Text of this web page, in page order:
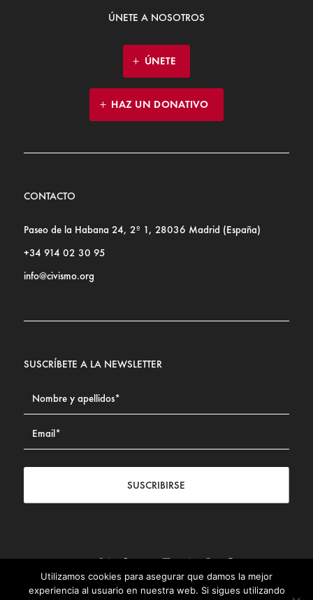
ÚNETE A NOSOTROS
ÚNETE
HAZ UN DONATIVO
CONTACTO
Paseo de la Habana 24, 2º 1, 28036 Madrid (España)
+34 914 02 30 95
info@civismo.org
SUSCRÍBETE A LA NEWSLETTER
SUSCRIBIRSE
Contacto | Aviso legal | Política de privacidad | Política de
Utilizamos cookies para asegurar que damos la mejor
experiencia al usuario en nuestra web. Si sigues utilizando